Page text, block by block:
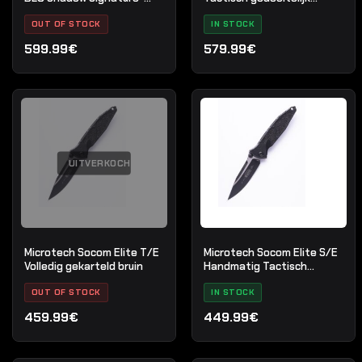
serie
OUT OF STOCK
599.99€
gekarteld
IN STOCK
579.99€
UITVERKOCHT
Microtech Socom Elite T/E
Volledig gekarteld bruin
OUT OF STOCK
459.99€
Microtech Socom Elite S/E
Handmatig Tactisch
Standaard Zwart
IN STOCK
449.99€